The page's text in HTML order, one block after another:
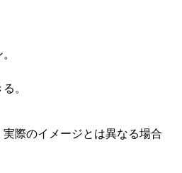
。
際のイメージとは異なる場合